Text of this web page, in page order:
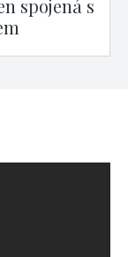
spojená s